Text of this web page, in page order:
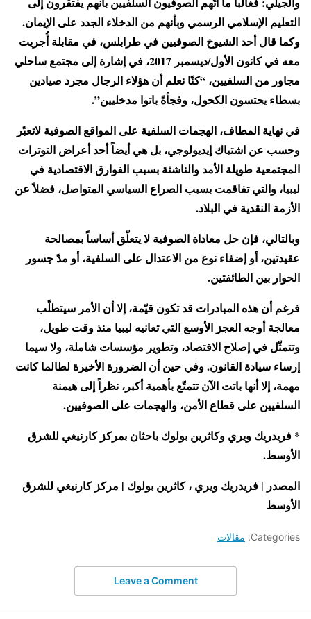
التعليم الإسلامي الرسمي وبأنهم من الدخلاء الجدد على الإيمان.
وكما قال أحد الشيوخ الصوفيين في طرابلس، في مقابلة أُجريت
معه في كانون الأول/ديسمبر 2017، في إشارة إلى مجتمع ساحلي
مجاور من السلفيين، “كنّا نعلم أن هؤلاء الرجال مجرد صيادين
بسطاء يحتسون الكحول، وفجأةً باتوا مدخليين”.
في نهاية المطاف، الهجمات السلفية على المواقع الصوفية لاتعبّر
وحسب عن اشتباك إيديولوجي، بل هي أيضاً أحد أعراض التوترات
المجتمعية طويلة الأمد والناشئة بسبب الفوارق الاقتصادية في
ليبيا، والتي تفاقمت بسبب الصراع السياسي المتواصل، فضلاً عن
الأزمة النقدية في البلاد.
وبالتالي، فإن حل معاداة الصوفية لا يتعلّق أساساً بمصالحة
عقيدتين، أو إضفاء نوع من الاعتدال على السلفية، أو مدّ جسور
الحوار بين الطائفتين.
فرغم أن هذه المبادرات قد تكون قيّمة، إلا أن الأمر سيتطلّب
معالجة أوجه العجز الأوسع التي تعانيه ليبيا منذ وقت طويل،
وتتمثّل في إصلاح الاقتصاد، وتطوير مؤسسات شاملة، ولا سيما
إرساء سيادة القانون. وفي حين أن الضرورة الأخيرة لطالما كانت
مهمة، إلا أنها باتت الآن تتمتّع بأهمية أكبر، نظراً إلى هيمنة
السلفيين على قطاع الأمن، والهجمات على الصوفيين.
* فريدريك ويري وكاثرين بولوك باحثان بمركز كارنيغي للشرق
الأوسط.
المصدر | فريدريك ويري ، كاثرين بولوك | مركز كارنيغي للشرق
الأوسط
Categories: مقالات
Leave a Comment